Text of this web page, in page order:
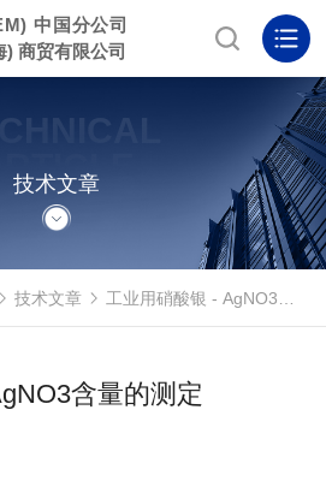
中国分公司
商贸有限公司
技术文章
技术文章 工业用硝酸银 - AgNO3含量的测定
含量的测定